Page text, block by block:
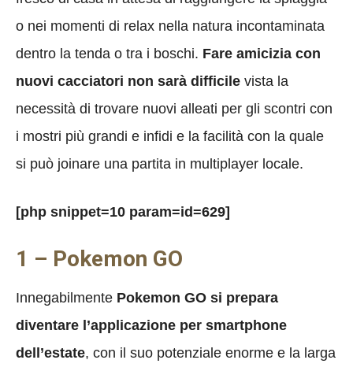
o nei momenti di relax nella natura incontaminata
dentro la tenda o tra i boschi. Fare amicizia con
nuovi cacciatori non sarà difficile vista la
necessità di trovare nuovi alleati per gli scontri con
i mostri più grandi e infidi e la facilità con la quale
si può joinare una partita in multiplayer locale.
[php snippet=10 param=id=629]
1 – Pokemon GO
Innegabilmente Pokemon GO si prepara
diventare l’applicazione per smartphone
dell’estate, con il suo potenziale enorme e la larga